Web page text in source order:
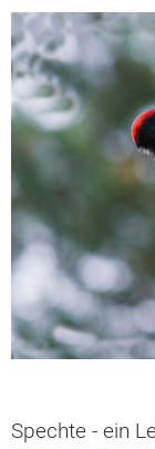
Spechte - ein